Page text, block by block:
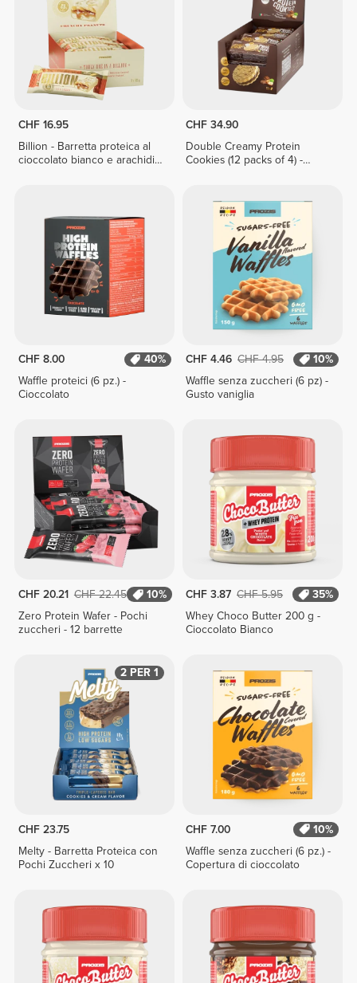
CHF 16.95
Billion - Barretta proteica al
cioccolato bianco e arachidi x
CHF 34.90
Double Creamy Protein
Cookies (12 packs of 4) -
CHF 8.00
40%
Waffle proteici (6 pz.) -
Cioccolato
CHF 4.46 CHF 4.95
10%
Waffle senza zuccheri (6 pz) -
Gusto vaniglia
CHF 20.21 CHF 22.45
10%
Zero Protein Wafer - Pochi
zuccheri - 12 barrette
CHF 3.87 CHF 5.95
35%
Whey Choco Butter 200 g -
Cioccolato Bianco
2 PER 1
CHF 23.75
Melty - Barretta Proteica con
Pochi Zuccheri x 10
CHF 7.00
10%
Waffle senza zuccheri (6 pz.) -
Copertura di cioccolato